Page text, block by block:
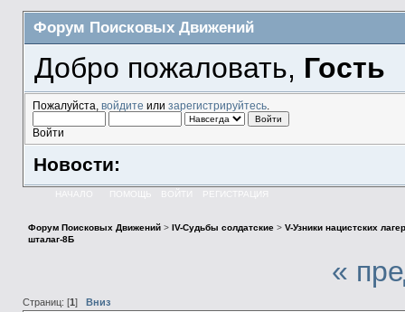
Форум Поисковых Движений
Добро пожаловать, Гость
Пожалуйста, войдите или зарегистрируйтесь.
Войти
Новости:
НАЧАЛО ПОМОЩЬ ВОЙТИ РЕГИСТРАЦИЯ
Форум Поисковых Движений> IV-Судьбы солдатские> V-Узники нацистских
шталаг-8Б
«
Страниц: [1 ] Вниз